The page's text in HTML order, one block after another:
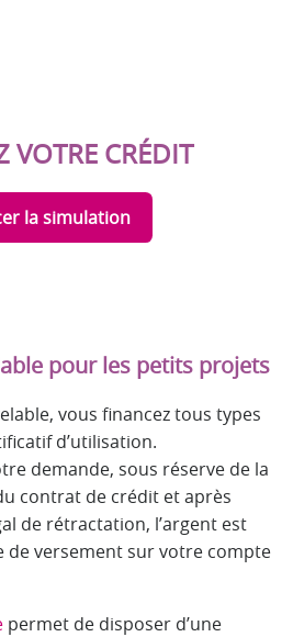
VOTRE CRÉDIT
la simulation
pour les petits projets
vous financez tous types
d’utilisation.
demande, sous réserve de la
contrat de crédit et après
de rétractation, l’argent est
de versement sur votre compte
permet de disposer d’une